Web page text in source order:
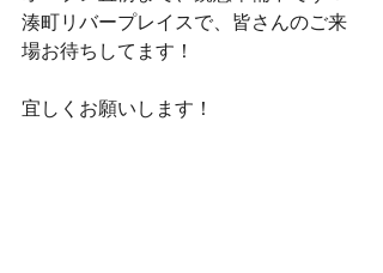
湊町リバープレイスで、皆さんのご来
場お待ちしてます！
宜しくお願いします！